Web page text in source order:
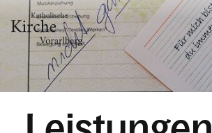
Gesellschaft & Kultur